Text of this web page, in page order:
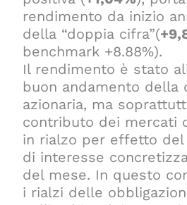
rendimento da inizio
della “doppia cifra”(
benchmark +8.88%).
Il rendimento è stato
buon andamento della
azionaria, ma
contributo dei mercati
in rialzo per effetto del
di interesse
del mese. In questo
i rialzi delle